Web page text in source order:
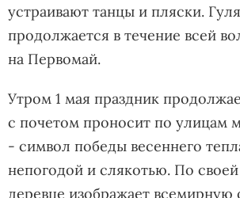
устраивают танцы и пляски.
продолжается в течение всей
на Первомай.
Утром 1 мая праздник
с почетом проносит по улицам
- символ победы весеннего
непогодой и слякотью. По своей
деревце изображает всемирную